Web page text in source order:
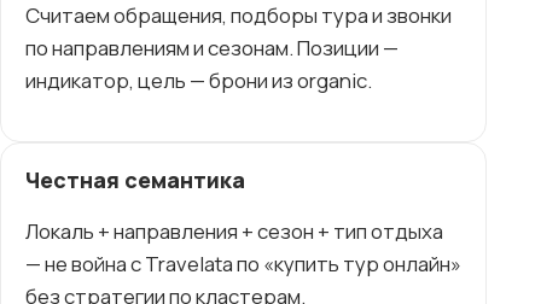
Считаем обращения, подборы тура и звонки
по направлениям и сезонам. Позиции —
индикатор, цель — брони из organic.
Честная семантика
Локаль + направления + сезон + тип отдыха
— не война с Travelata по «купить тур онлайн»
без стратегии по кластерам.